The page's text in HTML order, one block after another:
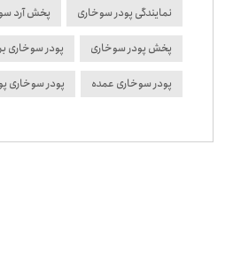
نمایندگی پودر سوخاری پخش آرد
پخش پودر سوخاری پودر سوخاری
پودر سوخاری عمده پودر سوخاری